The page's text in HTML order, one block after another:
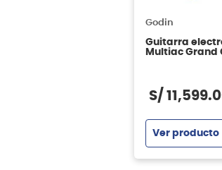
Godin
Guitarra
Multiac Grand
S/ 11 ,599.
Ver producto